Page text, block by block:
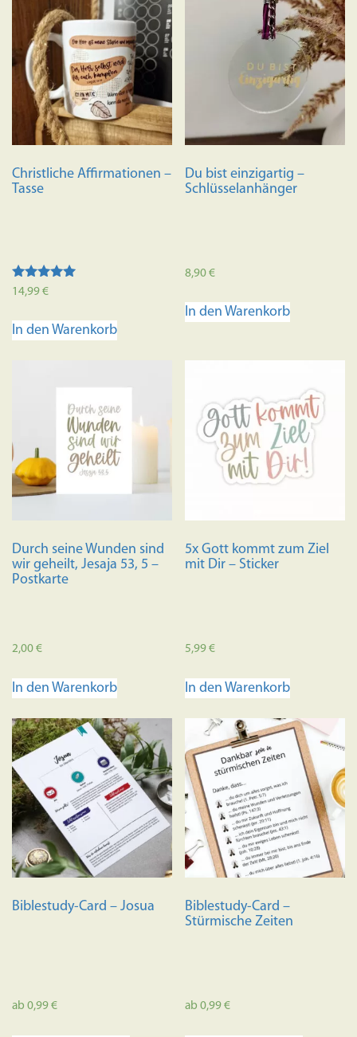
auf.
Die
können
auf
der
gewählt
Christliche Affirmationen –
Tasse
Bewertet mit
14,99€
In den Warenkorb
Du bist einzigartig –
Schlüsselanhänger
8,90€
In den Warenkorb
Durch seine Wunden sind
wir geheilt, Jesaja 53, 5 –
Postkarte
2,00€
In den Warenkorb
5x Gott kommt zum Ziel
mit Dir – Sticker
5,99€
In den Warenkorb
Biblestudy-Card – Josua
ab 0,99€
Biblestudy-Card –
Stürmische Zeiten
ab0,99€